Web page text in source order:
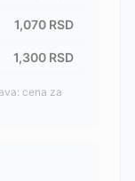
1,070 RSD
1,300 RSD
cena za